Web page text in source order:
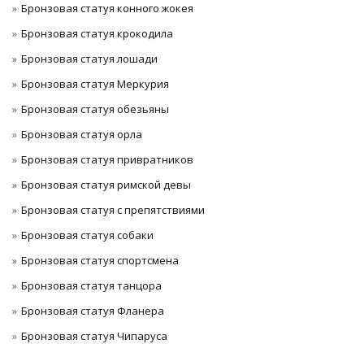
Бронзовая статуя конного жокея
Бронзовая статуя крокодила
Бронзовая статуя лошади
Бронзовая статуя Меркурия
Бронзовая статуя обезьяны
Бронзовая статуя орла
Бронзовая статуя привратников
Бронзовая статуя римской девы
Бронзовая статуя с препятствиями
Бронзовая статуя собаки
Бронзовая статуя спортсмена
Бронзовая статуя танцора
Бронзовая статуя Фланера
Бронзовая статуя Чипаруса